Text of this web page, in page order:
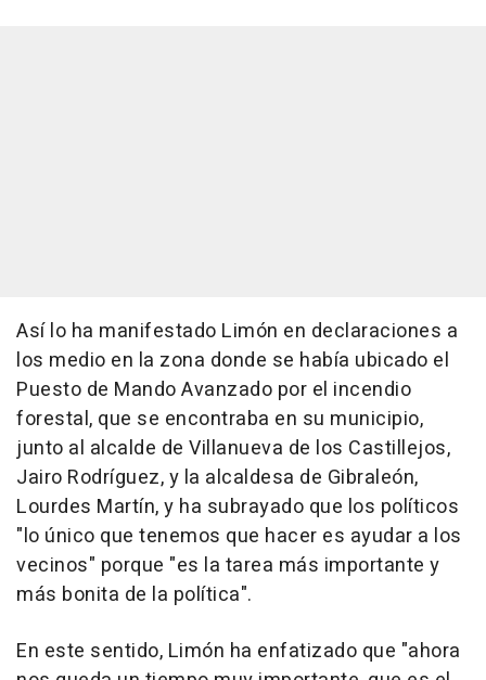
Así lo ha manifestado Limón en declaraciones a
los medio en la zona donde se había ubicado el
Puesto de Mando Avanzado por el incendio
forestal, que se encontraba en su municipio,
junto al alcalde de Villanueva de los Castillejos,
Jairo Rodríguez, y la alcaldesa de Gibraleón,
Lourdes Martín, y ha subrayado que los políticos
"lo único que tenemos que hacer es ayudar a los
vecinos" porque "es la tarea más importante y
más bonita de la política".
En este sentido, Limón ha enfatizado que "ahora